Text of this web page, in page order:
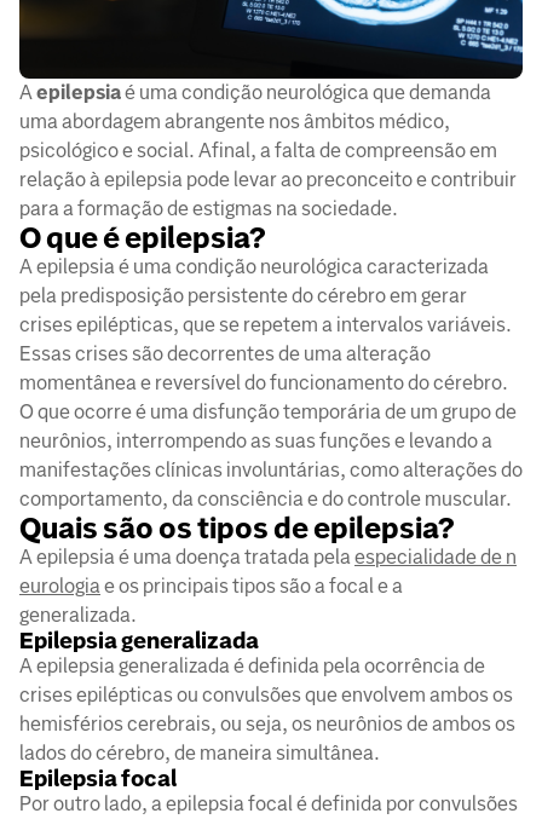
A epilepsiaé uma condição neurológica que demanda
uma abordagem abrangente nos âmbitos médico,
psicológico e social. Afinal, a falta de compreensão em
relação à epilepsia pode levar ao preconceito e contribuir
para a formação de estigmas na sociedade.
O que é epilepsia?
A epilepsia é uma condição neurológica caracterizada
pela predisposição persistente do cérebro em gerar
crises epilépticas, que se repetem a intervalos variáveis.
Essas crises são decorrentes de uma alteração
momentânea e reversível do funcionamento do cérebro.
O que ocorre é uma disfunção temporária de um grupo de
neurônios, interrompendo as suas funções e levando a
manifestações clínicas involuntárias, como alterações do
comportamento, da consciência e do controle muscular.
Quais são os tipos de epilepsia?
A epilepsia é uma doença tratada pela especialidade de n
eurologia e os principais tipos são a focal e a
generalizada.
Epilepsia generalizada
A epilepsia generalizada é definida pela ocorrência de
crises epilépticas ou convulsões que envolvem ambos os
hemisférios cerebrais, ou seja, os neurônios de ambos os
lados do cérebro, de maneira simultânea.
Epilepsia focal
Por outro lado, a epilepsia focal é definida por convulsões